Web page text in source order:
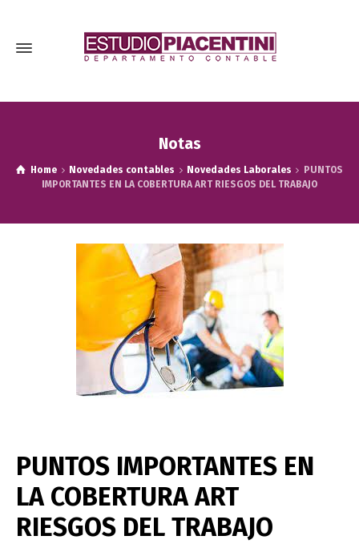
Notas
Home Novedades contables Novedades Laborales
PUNTOS
IMPORTANTES EN LA COBERTURA ART RIESGOS DEL TRABAJO
PUNTOS IMPORTANTES EN
LA COBERTURA ART
RIESGOS DEL TRABAJO